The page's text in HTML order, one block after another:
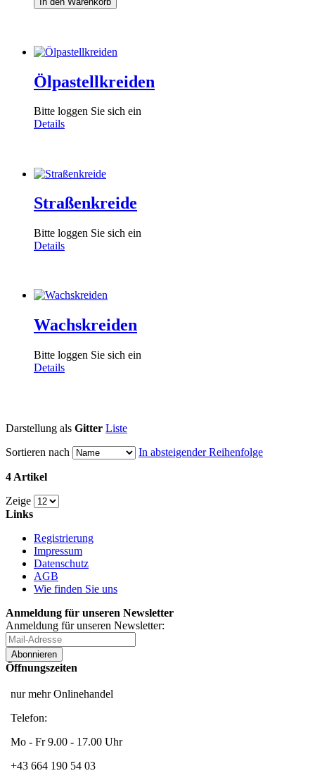
Ölpastellkreiden
Bitte loggen Sie sich ein
Details
Straßenkreide
Bitte loggen Sie sich ein
Details
Wachskreiden
Bitte loggen Sie sich ein
Details
Darstellung als Gitter Liste
Sortieren nach
In absteigender Reihenfolge
4 Artikel
Zeige
Links
Registrierung
Impressum
Datenschutz
AGB
Wie finden Sie uns
Anmeldung für unseren Newsletter
Anmeldung für unseren Newsletter:
Abonnieren
Öffnungszeiten
nur mehr Onlinehandel
Telefon:
Mo - Fr 9.00 - 17.00 Uhr
+43 664 190 54 03